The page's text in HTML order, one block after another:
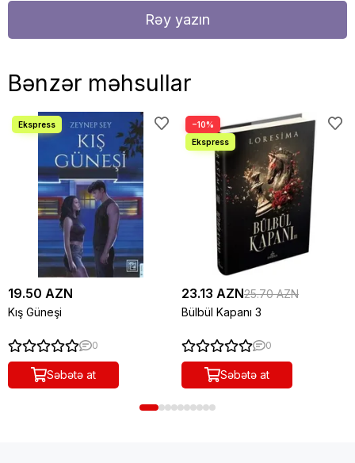
Rəy yazın
Bənzər məhsullar
19.50 AZN
Kış Güneşi
0
Səbətə at
−10%
23.13 AZN25.70 AZN
Bülbül Kapanı 3
0
Səbətə at